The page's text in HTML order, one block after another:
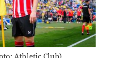
Athletic Club)